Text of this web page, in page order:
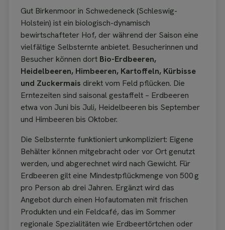
Gut Birkenmoor in Schwedeneck (Schleswig-
Holstein) ist ein biologisch-dynamisch
bewirtschafteter Hof, der während der Saison eine
vielfältige Selbsternte anbietet. Besucherinnen und
Besucher können dort Bio-Erdbeeren,
Heidelbeeren, Himbeeren, Kartoffeln, Kürbisse
und Zuckermais direkt vom Feld pflücken. Die
Erntezeiten sind saisonal gestaffelt – Erdbeeren
etwa von Juni bis Juli, Heidelbeeren bis September
und Himbeeren bis Oktober.
Die Selbsternte funktioniert unkompliziert: Eigene
Behälter können mitgebracht oder vor Ort genutzt
werden, und abgerechnet wird nach Gewicht. Für
Erdbeeren gilt eine Mindestpflückmenge von 500 g
pro Person ab drei Jahren. Ergänzt wird das
Angebot durch einen Hofautomaten mit frischen
Produkten und ein Feldcafé, das im Sommer
regionale Spezialitäten wie Erdbeertörtchen oder